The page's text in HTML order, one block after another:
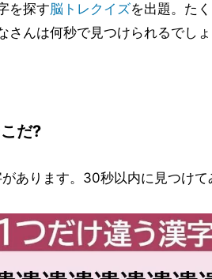
を探す脳トレ クイズを出題。た
さんは何秒で見つけられるでし
だ?
あります。30秒以内に見つけて